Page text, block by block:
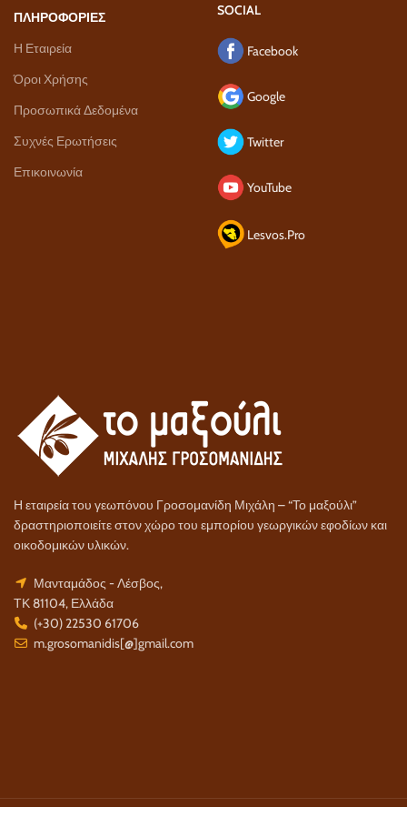
ΠΛΗΡΟΦΟΡΙΕΣ
Η Εταιρεία
Όροι Χρήσης
Προσωπικά Δεδομένα
Συχνές Ερωτήσεις
Επικοινωνία
SOCIAL
Facebook
Google
Twitter
YouTube
Lesvos.Pro
Η εταιρεία του γεωπόνου Γροσομανίδη Μιχάλη – “Το μαξούλι”
δραστηριοποιείτε στον χώρο του εμπορίου γεωργικών εφοδίων και
οικοδομικών υλικών.
Μανταμάδος - Λέσβος,
ΤΚ 81104, Ελλάδα
(+30) 22530 61706
m.grosomanidis[@]gmail.com